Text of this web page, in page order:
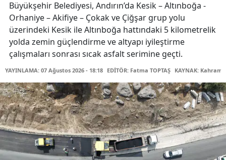
Büyükşehir Belediyesi, Andırın’da Kesik – Altınboğa -
Orhaniye – Akifiye – Çokak ve Çiğşar grup yolu
üzerindeki Kesik ile Altınboğa hattındaki 5 kilometrelik
yolda zemin güçlendirme ve altyapı iyileştirme
çalışmaları sonrası sıcak asfalt serimine geçti.
YAYINLAMA: 07 Ağustos 2026 - 18:18 EDİTÖR: Fatma TOPTAŞ KAYNAK: